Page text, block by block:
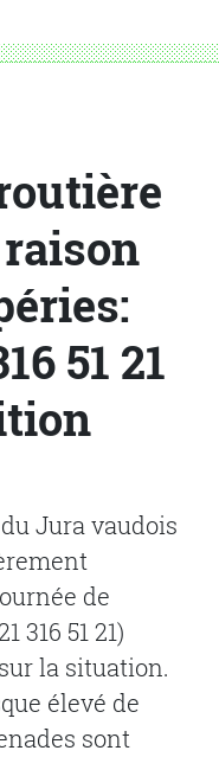
des
51 21
Jura vaudois
de
316 51 21)
la situation.
élevé de
sont